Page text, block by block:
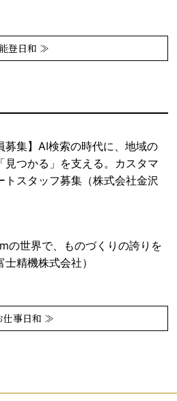
登日和 ≫
募集】AI検索の時代に、地域の
見つかる」を支える。カスタマ
トスタッフ募集（株式会社金沢
の世界で、ものづくりの誇りを
士精機株式会社）
仕事日和 ≫